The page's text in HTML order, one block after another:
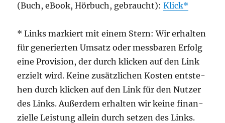
(Buch, eBook, Hör­buch, gebraucht):Klick
* Links mar­kiert mit einem Stern: Wir erhal­ten
für gene­rier­ten Umsatz oder mess­ba­ren Erfolg
eine Pro­vi­si­on, der durch kli­cken auf den Link
erzielt wird. Kei­ne zusätz­li­chen Kos­ten ent­ste­
hen durch kli­cken auf den Link für den Nut­zer
des Links. Außer­dem erhal­ten wir kei­ne finan­
zi­el­le Leis­tung allein durch set­zen des Links.